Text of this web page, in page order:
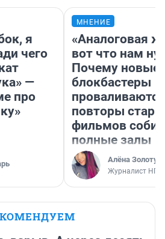
я
чего
—
про
МНЕНИЕ
«Аналоговая
вот что нам
Почему новые
блокбастеры
повторы
фильмов
полные залы
Алёна
Журналист НГС